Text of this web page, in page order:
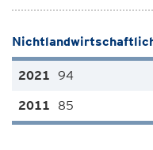
94
85